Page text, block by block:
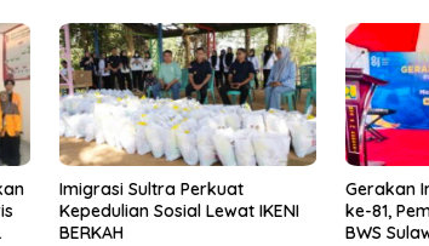
Gerakan Irigasi Bersih HUT RI
ke-81, Pemkot Kendari dan
BWS Sulawesi IV Perkuat
Kadin
Aopa,
Siap